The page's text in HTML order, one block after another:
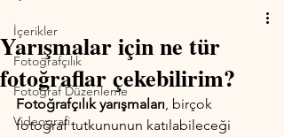
İçerikler
Fotoğrafçılık
Fotoğraf Düzenleme
Videografi
Yarışmalar için ne tür
fotoğraflar çekebilirim?
Fotoğrafçılık yarışmaları, birçok
fotoğraf tutkununun katılabileceği